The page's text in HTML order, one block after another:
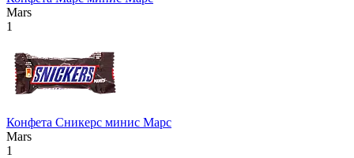
Mars
1
Конфета Сникерс минис Марс
Mars
1